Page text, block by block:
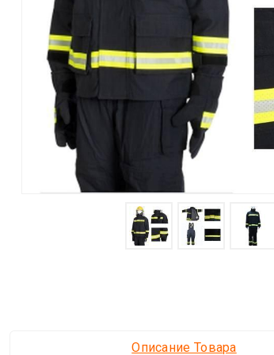
Описание Товара